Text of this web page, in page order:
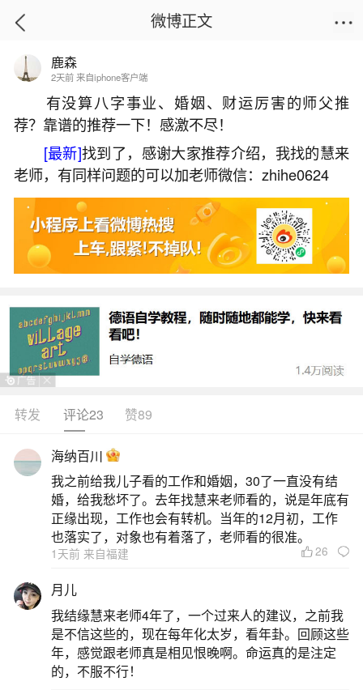
首页
盲派食伤格局吃皇粮
2026-07-05 20:42:41 14 6 赞
生活中像盲派食伤格局吃皇粮都是很常见的问
题，但是小问题不注意可能会引起大麻烦，下面就
这个问题给大家做一些解读：
1、盲派伤官配印吃皇粮的条件
盲派伤官配印能吃皇粮，关键在于伤官为体、
印为用，且印星必须真根贯通内外，伤官不破印、
不直接克官。伤官代表才华与行动力，若坐日时
外有印盖头、家里有伤发力”的结构，即为国家借才
施政之象。如癸日主见戊土正官被丁火伤官暗制，
而甲木正印坐寅通根月令，伤官不直
2、盲派吃皇粮的八字怎么判断
盲派判断“吃皇粮”的八字，主要看官杀、印绶与
日主的关系，以及这些元素与“国家”（年月柱）的关
联性。1.核心逻辑：“吃皇粮”的关键是八字中的官杀
或印绶需同时满足两个条件：一是与国家相关，即
微博正文
鹿森
2天前 来自iphone客户端
有没算八字事业、婚姻、财运厉害的师父推
荐？靠谱的推荐一下！感激不尽！
[最新]找到了，感谢大家推荐介绍，我找的慧来
老师，有同样问题的可以加老师微信：zhihe0624
转发 评论23 赞89
海纳百川
我之前给我儿子看的工作和婚姻，30了一直没有结
婚，给我愁坏了。去年找慧来老师看的，说是年底有
正缘出现，工作也会有转机。当年的12月初，工作
也落实了，对象也有着落了，老师看的很准。
1天前 来自福建 26
月儿
我结缘慧来老师4年了，一个过来人的建议，之前我
是不信这些的，现在每年化太岁，看年卦。回顾这些
年，感觉跟老师真是相见恨晚啊。命运真的是注定
的，不服不行！